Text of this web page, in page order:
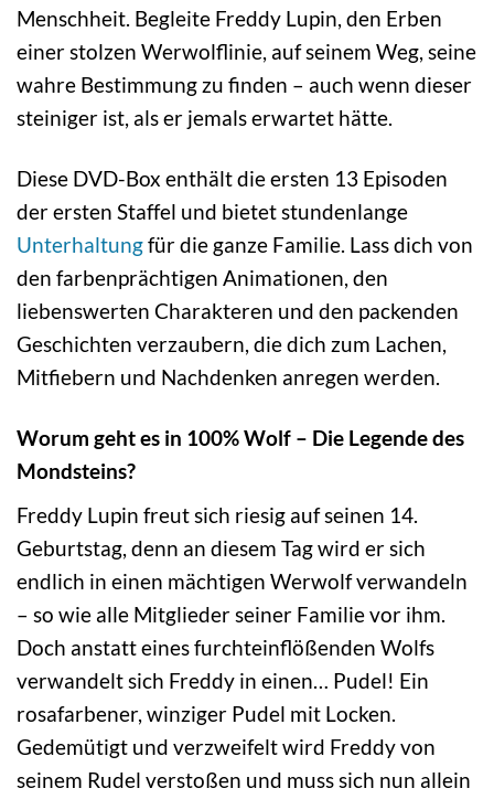
Menschheit. Begleite Freddy Lupin, den Erben
einer stolzen Werwolflinie, auf seinem Weg, seine
wahre Bestimmung zu finden – auch wenn dieser
steiniger ist, als er jemals erwartet hätte.
Diese DVD-Box enthält die ersten 13 Episoden
der ersten Staffel und bietet stundenlange
Unterhaltungfür die ganze Familie. Lass dich von
den farbenprächtigen Animationen, den
liebenswerten Charakteren und den packenden
Geschichten verzaubern, die dich zum Lachen,
Mitfiebern und Nachdenken anregen werden.
Worum geht es in 100% Wolf – Die Legende des
Mondsteins?
Freddy Lupin freut sich riesig auf seinen 14.
Geburtstag, denn an diesem Tag wird er sich
endlich in einen mächtigen Werwolf verwandeln
– so wie alle Mitglieder seiner Familie vor ihm.
Doch anstatt eines furchteinflößenden Wolfs
verwandelt sich Freddy in einen… Pudel! Ein
rosafarbener, winziger Pudel mit Locken.
Gedemütigt und verzweifelt wird Freddy von
seinem Rudel verstoßen und muss sich nun allein